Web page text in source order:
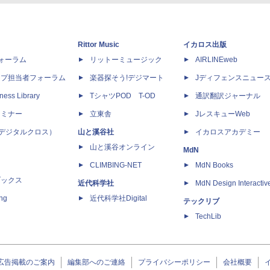
ーラム
担当者フォーラム
Library
ナー
ジタルクロス）
クス
Rittor Music
リットーミュージック
楽器探そう!デジマート
TシャツPOD T-OD
立東舎
山と溪谷社
山と溪谷オンライン
CLIMBING-NET
近代科学社
近代科学社Digital
イカロス出版
AIRLINEweb
Jディフェンスニュー
通訳翻訳ジャーナル
JレスキューWeb
イカロスアカデミー
MdN
MdN Books
MdN Design
テックリブ
TechLib
告掲載のご案内 編集部へのご連絡 プライバシーポリシー 会社概要